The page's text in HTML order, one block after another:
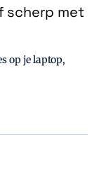
scherp met
op je laptop,